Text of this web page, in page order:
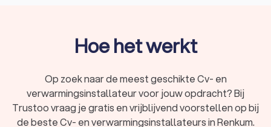
Een cv- en verwarmingsinstallateur is gespecialiseerd in het
plaatsen, onderhouden en repareren van cv-ketels en
installeren, je bestaande centrale verwarming wilt
optimaliseren of op zoek bent naar een oplossing voor een
storing, een cv-service staat klaar om je te helpen. Trustoo
helpt je bij het vergelijken van cv-specialisten in Renkum en
Hoe het werkt
Op zoek naar de meest geschikte Cv- en
verwarmingsinstallateur voor jouw opdracht? Bij
Trustoo vraag je gratis en vrijblijvend voorstellen op bij
de beste Cv- en verwarmingsinstallateurs in Renkum.